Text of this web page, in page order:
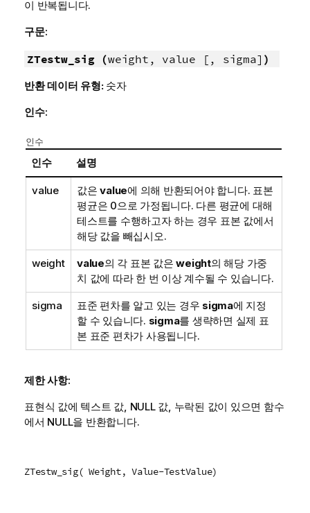
이 반복됩니다.
구문:
ZTestw_sig (weight, value [, sigma] )
반환 데이터 유형: 숫자
인수:
인수
인수 설명
value 값은value에 의해 반환되어야 합니다. 표본
평균은 0으로 가정됩니다. 다른 평균에 대해
테스트를 수행하고자 하는 경우 표본 값에서
해당 값을 빼십시오.
weight value의 각 표본 값은weight의 해당 가중
치 값에 따라 한 번 이상 계수될 수 있습니다.
sigma 표준 편차를 알고 있는 경우 sigma에 지정
할 수 있습니다. sigma를 생략하면 실제 표
본 표준 편차가 사용됩니다.
제한 사항:
표현식 값에 텍스트 값, NULL값, 누락된 값이 있으면 함수
에서 NULL을 반환합니다.
ZTestw_sig( Weight, Value-TestValue)